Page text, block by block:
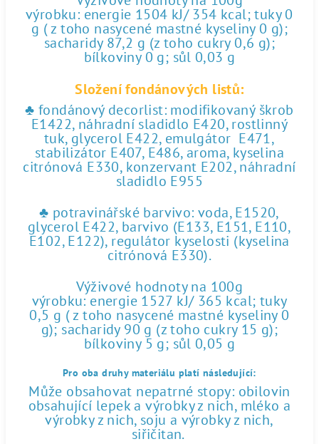
výrobku: energie 1504 kJ/ 354 kcal; tuky 0
g ( z toho nasycené mastné kyseliny 0 g);
sacharidy 87,2 g (z toho cukry 0,6 g);
bílkoviny 0 g; sůl 0,03 g
Složení fondánových listů:
♣ fondánový decorlist: modifikovaný škrob
E1422, náhradní sladidlo E420, rostlinný
tuk, glycerol E422, emulgátor E471,
stabilizátor E407, E486, aroma, kyselina
citrónová E330, konzervant E202, náhradní
sladidlo E955
♣ potravinářské barvivo: voda, E1520,
glycerol E422, barvivo (E133, E151, E110,
E102, E122), regulátor kyselosti (kyselina
citrónová E330).
Výživové hodnoty na 100g
výrobku: energie 1527 kJ/ 365 kcal; tuky
0,5 g ( z toho nasycené mastné kyseliny 0
g); sacharidy 90 g (z toho cukry 15 g);
bílkoviny 5 g; sůl 0,05 g
Pro oba druhy materiálu platí následující:
Může obsahovat nepatrné stopy: obilovin
obsahující lepek a výrobky z nich, mléko a
výrobky z nich, soju a výrobky z nich,
siřičitan.